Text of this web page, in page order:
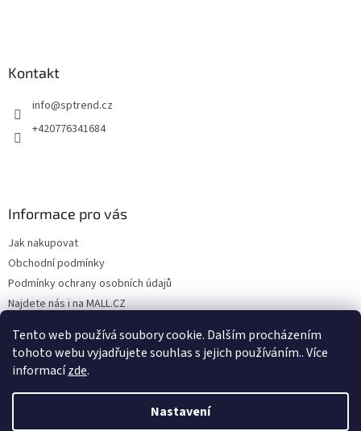
Tento web používá soubory cookie. Dalším procházením
tohoto webu vyjadřujete souhlas s jejich používáním.. Více
informacízde.
Nastavení
Kontakt
info@sptrend.cz
+420776341684
Informace pro vás
Jak nakupovat
Obchodní podmínky
Podmínky ochrany osobních údajů
Najdete nás i na MALL.CZ
Formulář pro uplatnění reklamace
Vytvořil Shoptet